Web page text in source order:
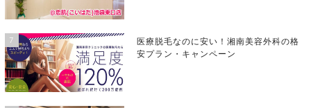
7
医療脱毛なのに安い！湘南美容外科の格
安プラン・キャンペーン